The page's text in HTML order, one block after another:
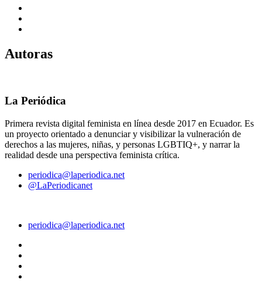
Autoras
La Periódica
Primera revista digital feminista en línea desde 2017 en Ecuador. Es
un proyecto orientado a denunciar y visibilizar la vulneración de
derechos a las mujeres, niñas, y personas LGBTIQ+, y narrar la
realidad desde una perspectiva feminista crítica.
periodica@laperiodica.net
@LaPeriodicanet
periodica@laperiodica.net